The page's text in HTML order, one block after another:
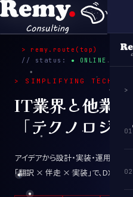
>
01
02
> remy.route(top)
// status:
● ONLINE
> SIMPLIFYING
IT業界と他業種
「テクノロジ
アイデアから設計・実装・運用まで伴
「翻訳 × 伴走 × 実装」で、DXと先